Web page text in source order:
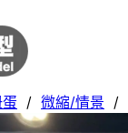
/ 微縮/情景 /